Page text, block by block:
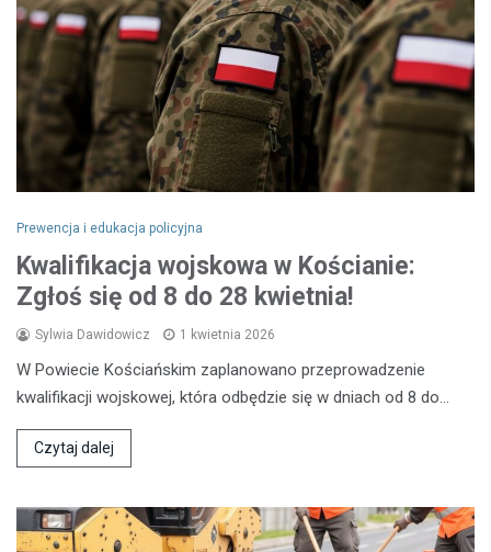
Prewencja i edukacja policyjna
Kwalifikacja wojskowa w Kościanie:
Zgłoś się od 8 do 28 kwietnia!
Sylwia Dawidowicz 1 kwietnia 2026
W Powiecie Kościańskim zaplanowano przeprowadzenie
kwalifikacji wojskowej, która odbędzie się w dniach od 8 do…
Czytaj dalej